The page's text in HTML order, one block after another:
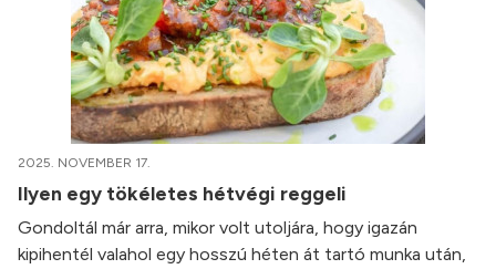
2025. NOVEMBER 17.
Ilyen egy tökéletes hétvégi reggeli
Gondoltál már arra, mikor volt utoljára, hogy igazán
kipihentél valahol egy hosszú héten át tartó munka után,